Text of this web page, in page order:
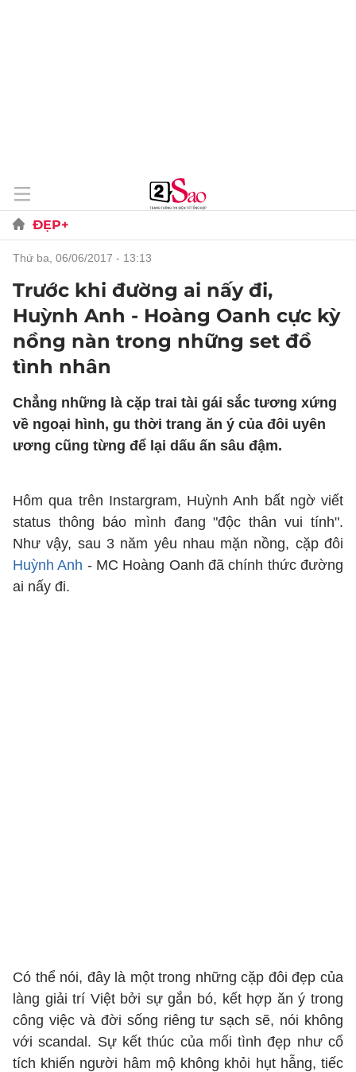
ĐẸP+
thứ ba, 06/06/2017 - 13:13
Trước khi đường ai nấy đi,
Huỳnh Anh - Hoàng Oanh cực kỳ
nồng nàn trong những set đồ
tình nhân
Chẳng những là cặp trai tài gái sắc tương xứng
về ngoại hình, gu thời trang ăn ý của đôi uyên
ương cũng từng để lại dấu ấn sâu đậm.
Hôm qua trên Instargram, Huỳnh Anh bất ngờ viết
status thông báo mình đang "độc thân vui tính".
Như vậy, sau 3 năm yêu nhau mặn nồng, cặp đôi
Huỳnh Anh - MC Hoàng Oanh đã chính thức đường
ai nấy đi.
Có thể nói, đây là một trong những cặp đôi đẹp của
làng giải trí Việt bởi sự gắn bó, kết hợp ăn ý trong
công việc và đời sống riêng tư sạch sẽ, nói không
với scandal. Sự kết thúc của mối tình đẹp như cổ
tích khiến người hâm mộ không khỏi hụt hẫng, tiếc